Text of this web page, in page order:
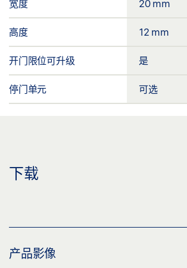
宽度 20 mm
高度 12 mm
开门限位可升级 是
停门单元 可选
下载
产品影像